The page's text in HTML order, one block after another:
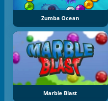
Zumba Ocean
Marble Blast